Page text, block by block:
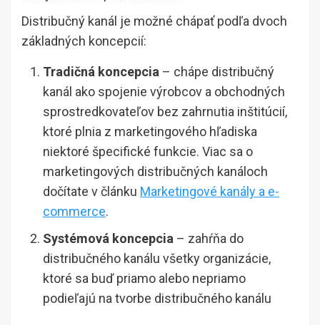
Distribučný kanál je možné chápať podľa dvoch
základných koncepcií:
Tradičná koncepcia – chápe distribučný
kanál ako spojenie výrobcov a obchodných
sprostredkovateľov bez zahrnutia inštitúcií,
ktoré plnia z marketingového hľadiska
niektoré špecifické funkcie. Viac sa o
marketingových distribučných kanáloch
dočítate v článku Marketingové kanály a e-
commerce.
Systémová koncepcia – zahŕňa do
distribučného kanálu všetky organizácie,
ktoré sa buď priamo alebo nepriamo
podieľajú na tvorbe distribučného kanálu